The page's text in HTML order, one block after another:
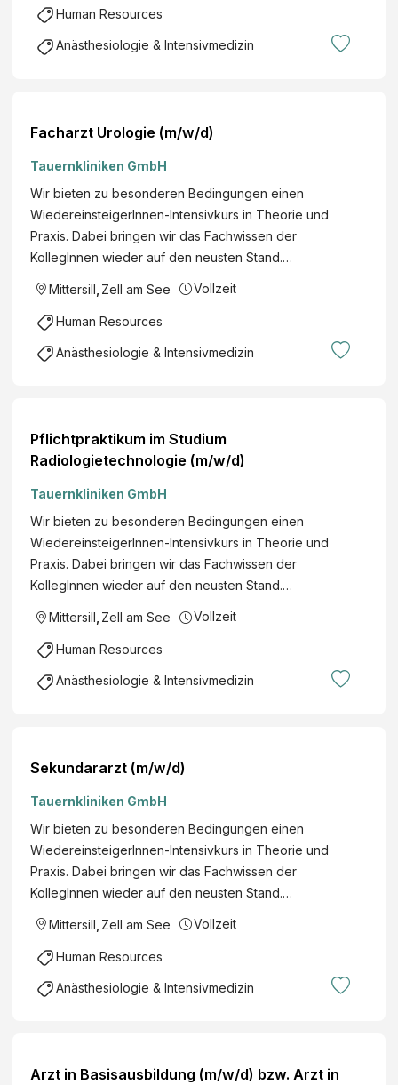
Human Resources
Anästhesiologie & Intensivmedizin
Facharzt Urologie (m/w/d)
Tauernkliniken GmbH
Wir bieten zu besonderen Bedingungen einen
WiedereinsteigerInnen-Intensivkurs in Theorie und
Praxis. Dabei bringen wir das Fachwissen der
KollegInnen wieder auf den neusten Stand.…
Mittersill Zell am See Vollzeit
Human Resources
Anästhesiologie & Intensivmedizin
Pflichtpraktikum im Studium
Radiologietechnologie (m/w/d)
Tauernkliniken GmbH
Wir bieten zu besonderen Bedingungen einen
WiedereinsteigerInnen-Intensivkurs in Theorie und
Praxis. Dabei bringen wir das Fachwissen der
KollegInnen wieder auf den neusten Stand.…
Mittersill Zell am See Vollzeit
Human Resources
Anästhesiologie & Intensivmedizin
Sekundararzt (m/w/d)
Tauernkliniken GmbH
Wir bieten zu besonderen Bedingungen einen
WiedereinsteigerInnen-Intensivkurs in Theorie und
Praxis. Dabei bringen wir das Fachwissen der
KollegInnen wieder auf den neusten Stand.…
Mittersill Zell am See Vollzeit
Human Resources
Anästhesiologie & Intensivmedizin
Arzt in Basisausbildung (m/w/d) bzw. Arzt in